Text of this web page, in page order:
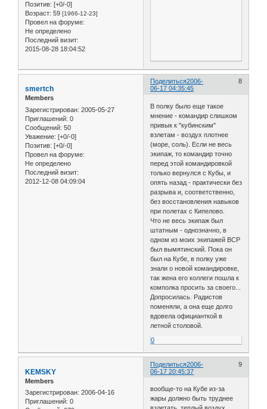
Позитив: [+0/-0]
Возраст: 59 [1966-12-23]
Провел на форуме:
Не определено
Последний визит:
2015-08-28 18:04:52
Поделиться 8
2006-
06-17 04:35:45
smertch
Members
Зарегистрирован: 2005-05-27
Приглашений: 0
Сообщений: 50
Уважение: [+0/-0]
Позитив: [+0/-0]
Провел на форуме:
Не определено
Последний визит:
2012-12-08 04:09:04
В полку было еще такое
мнение - командир слишком
привык к "кубинским"
взлетам - воздух плотнее
(море, соль). Если не весь
экипаж, то командир точно
перед этой командировкой
только вернулся с Кубы, и
опять назад - практически без
разрыва и, соответственно,
без восстановления навыков
при полетах с Кипелово.
Что не весь экипаж был
штатным - однозначно, в
одном из моих экипажей ВСР
был вымятинский. Пока он
был на Кубе, в полку уже
знали о новой командировке,
так жена его коллеги пошла к
комполка просить за своего...
Допросилась. Радистов
поменяли, а она еще долго
вдовела официанткой в
летной столовой.
0
Поделиться 9
2006-
06-17 20:45:37
KEMSKY
Members
Зарегистрирован: 2006-04-16
Приглашений: 0
вообще-то на Кубе из-за
жары должно быть труднее